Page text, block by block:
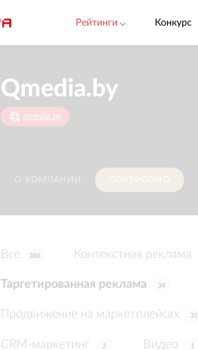
Рейтинги Конкурс
Qmedia.by
qmedia.by
О КОМПАНИИ ПОРТФОЛИО
Все 386 Контекстная реклама
Таргетированная реклама 34
Продвижение на маркетплейсах 31
CRM-маркетинг 2 Видео 1